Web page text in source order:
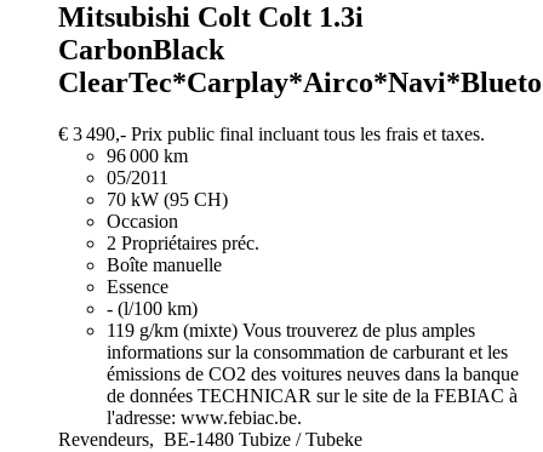
Mitsubishi Colt Colt 1.3i
CarbonBlack
€ 3 490,- Prix public final incluant tous les frais et taxes.
96 000 km
05/2011
70 kW (95 CH)
Occasion
2 Propriétaires préc.
Boîte manuelle
Essence
- (l/100 km)
119 g/km (mixte) Vous trouverez de plus amples
informations sur la consommation de carburant et les
émissions de CO2 des voitures neuves dans la banque
de données TECHNICAR sur le site de la FEBIAC à
l'adresse: www.febiac.be.
Revendeurs, BE-1480 Tubize / Tubeke